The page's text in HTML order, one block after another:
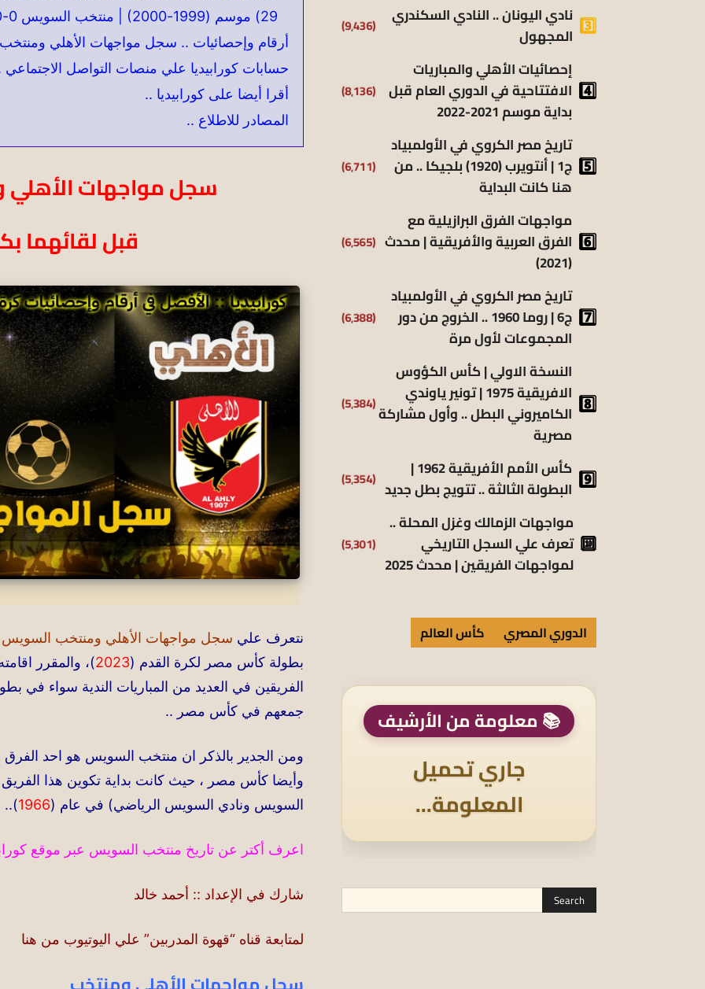
29) موسم (1999-2000) | منتخب السويس 0-0 الأهلي | 22 يونيو 2000
أرقام وإحصائيات .. سجل مواجهات الأهلي
حسابات كورابيديا علي منصات التواصل الاجتماعي
أقرا أيضا على كورابيديا ..
المصادر للاطلاع ..
سجل مواجهات
قبل لقائهما
نتعرف علي سجل مواجهات الأهلي ومنتخب السويس
بطولة كأس مصر لكرة القدم (2023)، والمقرر
الفريقين في العديد من المباريات الندية سواء في
جمعهم في كأس مصر ..
ومن الجدير بالذكر ان منتخب السويس هو احد الفرق
وأيضا كأس مصر ، حيث كانت بداية تكوين هذا الفريق
السويس ونادي السويس الرياضي) في عام (1966
)..
اعرف أكتر عن تاريخ منتخب السويس عبر موقع
شارك في الإعداد :: أحمد خالد
لمتابعة قناه “قهوة المدربين” علي اليوتيوب من هنا
نادي اليونان .. النادي السكندري
المجهول
(9٬436)
إحصائيات الأهلي والمباريات
الافتتاحية في الدوري العام قبل
بداية موسم 2021-2022
(8٬136)
تاريخ مصر الكروي في الأولمبياد
ج1 | أنتويرب (1920) بلجيكا .. من
هنا كانت البداية
(6٬711)
مواجهات الفرق البرازيلية مع
الفرق العربية والأفريقية | محدث
(2021)
(6٬565)
تاريخ مصر الكروي في الأولمبياد
ج6 | روما 1960 .. الخروج من دور
المجموعات لأول مرة
(6٬388)
النسخة الاولي | كأس الكؤوس
الافريقية 1975 | تونير ياوندي
الكاميروني البطل .. وأول مشاركة
مصرية
(5٬384)
كأس الأمم الأفريقية 1962 |
البطولة الثالثة .. تتويج بطل جديد (5٬354)
مواجهات الزمالك وغزل المحلة ..
تعرف علي السجل التاريخي
لمواجهات الفريقين | محدث 2025
(5٬301)
الدوري المصري كأس العالم
📚 معلومة من الأرشيف
جاري تحميل
المعلومة...